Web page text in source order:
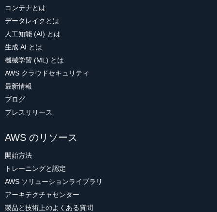
コンテナとは
データレイクとは
人工知能 (AI) とは
生成 AI とは
機械学習 (ML) とは
AWS クラウドセキュリティ
最新情報
ブログ
プレスリリース
AWS のリソース
開始方法
トレーニングと認定
AWS ソリューションライブラリ
アーキテクチャセンター
製品と技術上のよくある質問